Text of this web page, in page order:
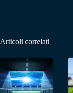
Articoli correlati